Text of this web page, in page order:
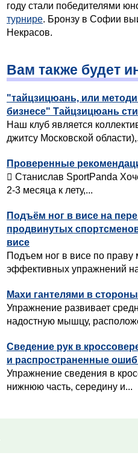
году стали победителями
турнире. Бронзу в Софии
Некрасов.
Вам также будет
"тайцзицюань, или
бизнесе" Тайцзицюань
Наш клуб является
джитсу Московской
Проверенные
 Станислав SportPanda
2-3 месяца к лету,...
Подъём ног в висе на
продвинутых
висе
Подъем ног в висе по
эффективных упражнений
Махи гантелями в
Упражнение развивает
надостную мышцу,
Сведение рук в
и распространенные
Упражнение сведения в
нижнюю часть, середину и...